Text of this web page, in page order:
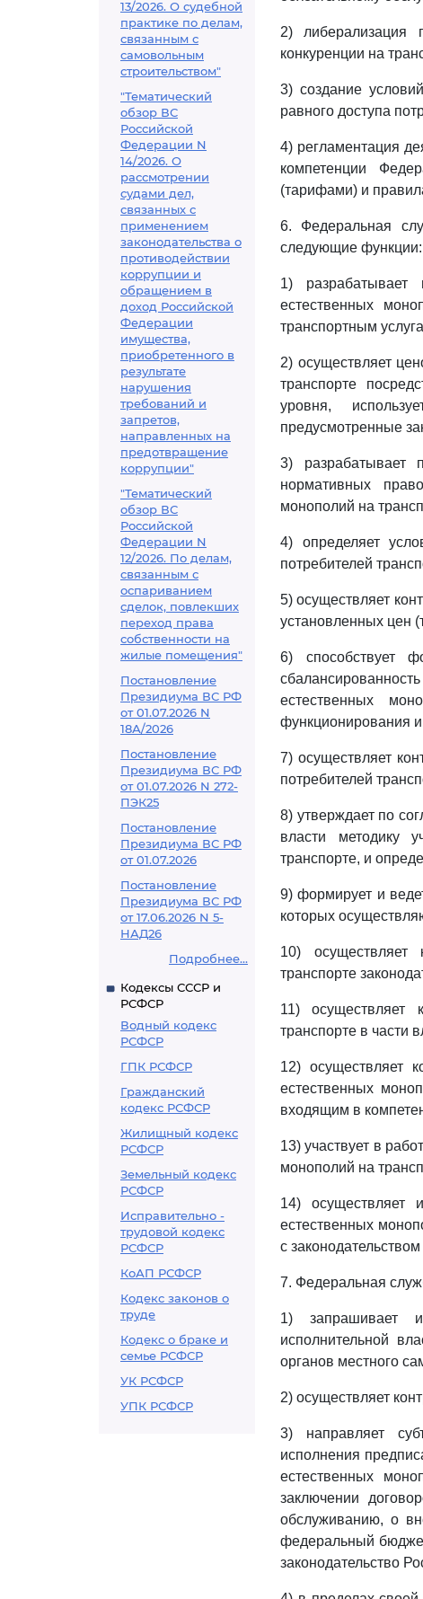
13/2026. О судебной
практике по делам,
связанным с
самовольным
строительством"
"Тематический
обзор ВС
Российской
Федерации N
14/2026. О
рассмотрении
судами дел,
связанных с
применением
законодательства о
противодействии
коррупции и
обращением в
доход Российской
Федерации
имущества,
приобретенного в
результате
нарушения
требований и
запретов,
направленных на
предотвращение
коррупции"
"Тематический
обзор ВС
Российской
Федерации N
12/2026. По делам,
связанным с
оспариванием
сделок, повлекших
переход права
собственности на
жилые помещения"
Постановление
Президиума ВС РФ
от 01.07.2026 N
18А/2026
Постановление
Президиума ВС РФ
от 01.07.2026 N 272-
ПЭК25
Постановление
Президиума ВС РФ
от 01.07.2026
Постановление
Президиума ВС РФ
от 17.06.2026 N 5-
НАД26
Подробнее...
Кодексы СССР и
РСФСР
Водный кодекс
РСФСР
ГПК РСФСР
Гражданский
кодекс РСФСР
Жилищный кодекс
РСФСР
Земельный кодекс
РСФСР
Исправительно -
трудовой кодекс
РСФСР
КоАП РСФСР
Кодекс законов о
труде
Кодекс о браке и
семье РСФСР
УК РСФСР
УПК РСФСР
2) либерализация
конкуренции на
3) создание
равного доступа
4) регламентация
компетенции
(тарифами) и
6. Федеральная
следующие функции:
1) разрабатывает
естественных
транспортным
2) осуществляет
транспорте
уровня,
предусмотренные
3) разрабатывает
нормативных
монополий на
4) определяет
потребителей
5) осуществляет
установленных цен
6) способствует
естественных
функционирования и
7) осуществляет
потребителей
8) утверждает по
власти методику
транспорте, и
9) формирует и
которых
10) осуществляет
транспорте
11) осуществляет
транспорте в части
12) осуществляет
естественных
входящим в
13) участвует в
монополий на
14) осуществляет
естественных
с
7. Федеральная
1) запрашивает
исполнительной
органов местного
2) осуществляет
3) направляет
исполнения
естественных
заключении
обслуживанию, о
федеральный
законодательство